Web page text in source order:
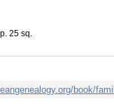
25 sq.
book/